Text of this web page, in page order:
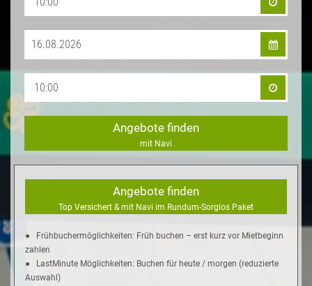
Angebote finden
mit Navi
Angebote finden
Top Versichert & mit Navi im Rundum-Sorglos Paket
● Frühbuchermöglichkeiten: Früh buchen – erst kurz vor Mietbeginn
zahlen
● LastMinute Möglichkeiten: Buchen für heute / morgen (reduzierte
Auswahl)